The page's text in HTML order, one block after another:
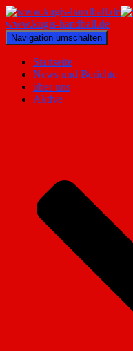
www.kugis-handball.de
Navigation umschalten
Startseite
News und Berichte
über uns
Aktive